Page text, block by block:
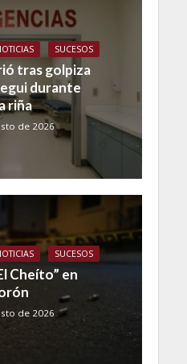
SUCESOS
tras golpiza
durante
riña
de 2026
SUCESOS
Cheíto” en
de 2026